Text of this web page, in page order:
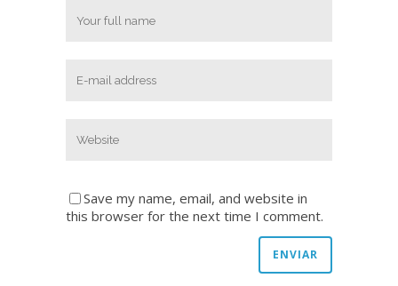
Save my name, email, and website in
this browser for the next time I comment.